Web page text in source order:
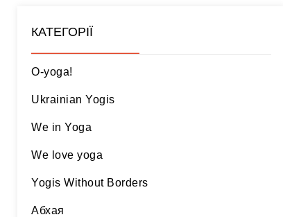
КАТЕГОРІЇ
O-yoga!
Ukrainian Yogis
We in Yoga
We love yoga
Yogis Without Borders
Абхая